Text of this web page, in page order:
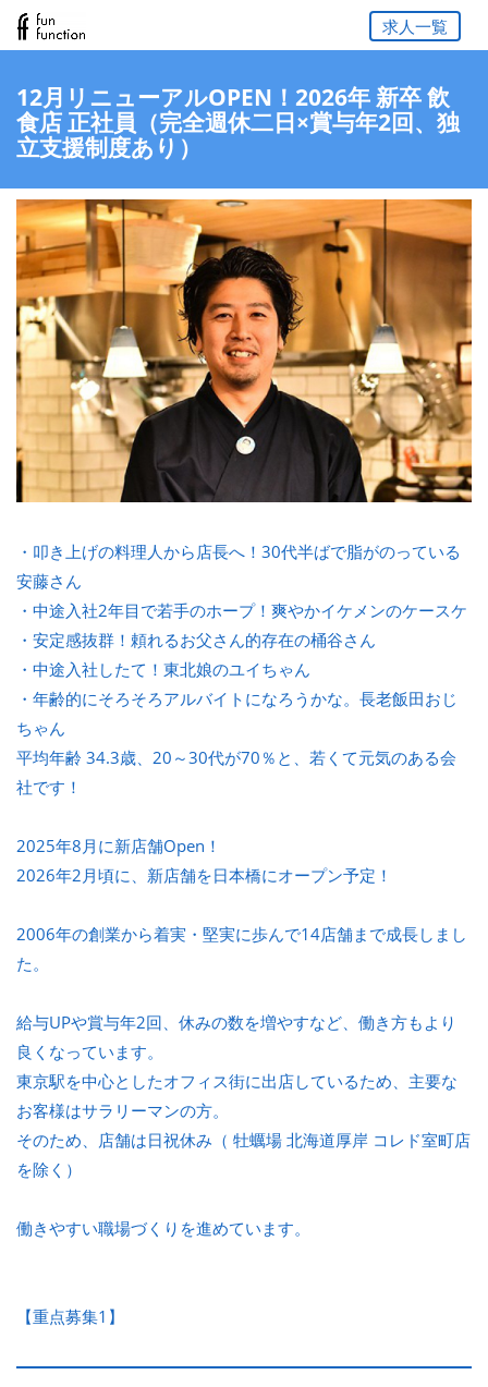
求人一覧
12月リニューアルOPEN！2026年 新卒 飲
食店 正社員（完全週休二日×賞与年2回、独
立支援制度あり）
・叩き上げの料理人から店長へ！30代半ばで脂がのっている
安藤さん
・中途入社2年目で若手のホープ！爽やかイケメンのケースケ
・安定感抜群！頼れるお父さん的存在の桶谷さん
・中途入社したて！東北娘のユイちゃん
・年齢的にそろそろアルバイトになろうかな。長老飯田おじ
ちゃん
平均年齢 34.3歳、20～30代が70％と、若くて元気のある会
社です！
2025年8月に新店舗Open！
2026年2月頃に、新店舗を日本橋にオープン予定！
2006年の創業から着実・堅実に歩んで14店舗まで成長しまし
た。
給与UPや賞与年2回、休みの数を増やすなど、働き方もより
良くなっています。
東京駅を中心としたオフィス街に出店しているため、主要な
お客様はサラリーマンの方。
そのため、店舗は日祝休み（ 牡蠣場 北海道厚岸 コレド室町店
を除く）
働きやすい職場づくりを進めています。
【重点募集1】